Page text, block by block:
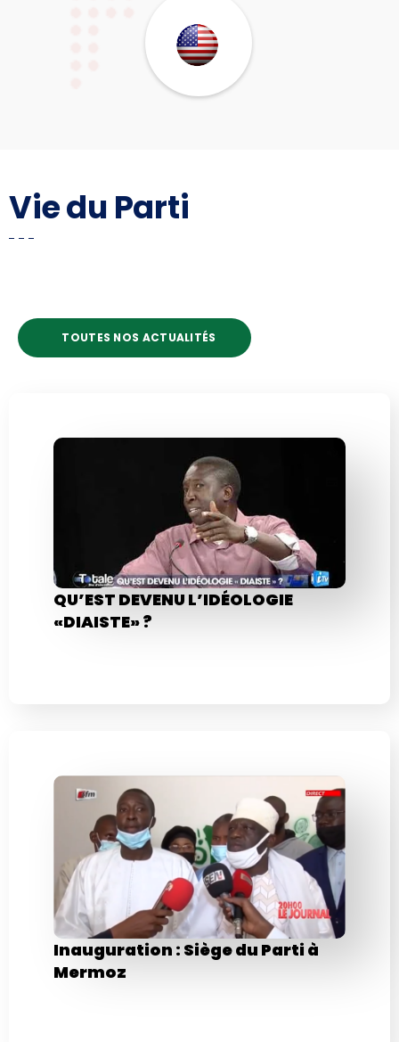
Vie du Parti
TOUTES NOS ACTUALITÉS
QU’EST DEVENU L’IDÉOLOGIE
«DIAISTE» ?
Inauguration : Siège du Parti à
Mermoz